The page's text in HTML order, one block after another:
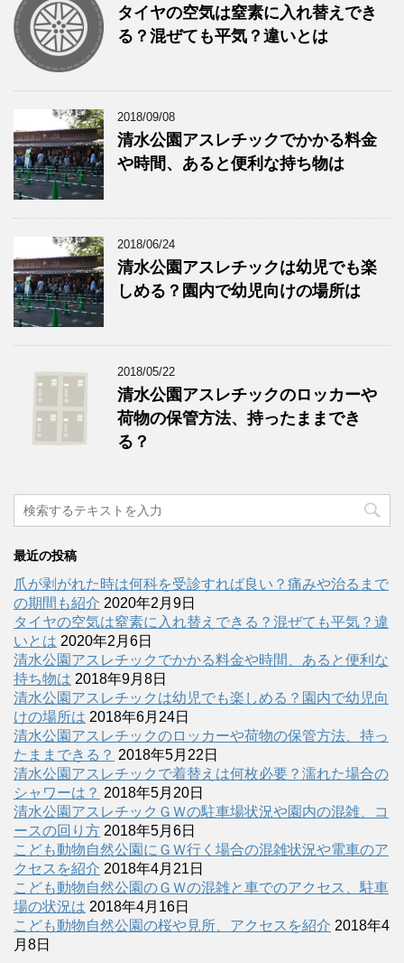
タイヤの空気は窒素に入れ替えでき
る？混ぜても平気？違いとは
2018/09/08
清水公園アスレチックでかかる料金
や時間、あると便利な持ち物は
2018/06/24
清水公園アスレチックは幼児でも楽
しめる？園内で幼児向けの場所は
2018/05/22
清水公園アスレチックのロッカーや
荷物の保管方法、持ったままでき
る？
最近の投稿
爪が剥がれた時は何科を受診すれば良い？痛みや治るまで
の期間も紹介 2020年2月9日
タイヤの空気は窒素に入れ替えできる？混ぜても平気？違
いとは 2020年2月6日
清水公園アスレチックでかかる料金や時間、あると便利な
持ち物は 2018年9月8日
清水公園アスレチックは幼児でも楽しめる？園内で幼児向
けの場所は 2018年6月24日
清水公園アスレチックのロッカーや荷物の保管方法、持っ
たままできる？ 2018年5月22日
清水公園アスレチックで着替えは何枚必要？濡れた場合の
シャワーは？ 2018年5月20日
清水公園アスレチックＧＷの駐車場状況や園内の混雑、コ
ースの回り方 2018年5月6日
こども動物自然公園にＧＷ行く場合の混雑状況や電車のア
クセスを紹介 2018年4月21日
こども動物自然公園のＧＷの混雑と車でのアクセス、駐車
場の状況は 2018年4月16日
こども動物自然公園の桜や見所、アクセスを紹介 2018年4
月8日